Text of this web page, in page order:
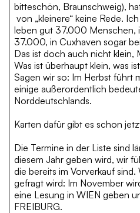
bitteschön, Braunschweig),
von „kleinere“ keine Rede.
leben gut 37.000 Menschen,
37.000, in Cuxhaven sogar
Das ist doch auch nicht klein,
Was ist überhaupt klein, was
Sagen wir so: Im Herbst führt
einige außerordentlich
Norddeutschlands.
Karten dafür gibt es schon
Die Termine in der Liste sind
diesem Jahr geben wird, wir
die bereits im Vorverkauf
gefragt wird: Im November
eine Lesung in WIEN geben
FREIBURG.